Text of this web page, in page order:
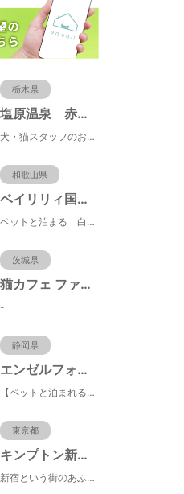
栃木県
塩原温泉 赤沢温泉旅館
犬・猫スタッフのおもてニャしが魅力のひとつ♪大自然に囲まれた隠れ家的宿で癒やしの休日を。
和歌山県
ベイリリィ国民宿舎しらゆり荘
ペットと泊まる 白浜温泉 ベイリリィ国民宿舎しらゆり荘
茨城県
猫カフェ ファミリーズ
-
静岡県
エンゼルフォレスト伊豆高原(赤沢望洋台)
【ペットと泊まれる】源泉かけ流し温泉付の1棟貸切別荘（自炊OK）全別荘内装リフォーム済み♪
東京都
キンプトン新宿東京
新宿という街のあふれるエネルギーを映し出すようなライブ感のあるホテルなのに、中へと足を踏み入れれば、そこは別世界に